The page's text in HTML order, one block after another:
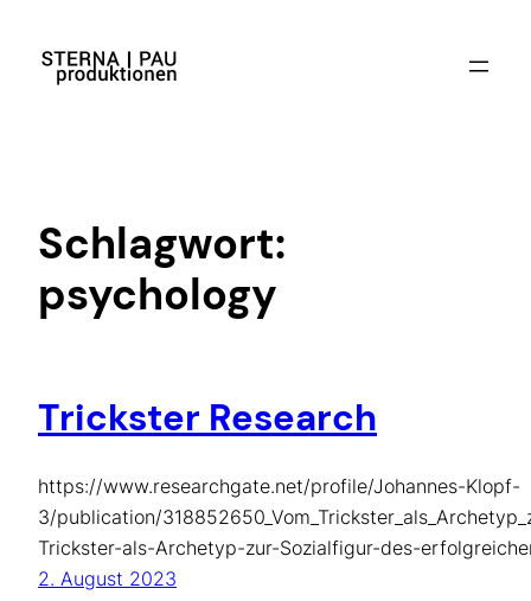
Inhalt
springen
Schlagwort:
psychology
Trickster Research
https://www.researchgate.net/profile/Johannes-Klopf-
3/publication/
Trickster-als-Archetyp-zur-Sozialfigur-des-
2. August 2023